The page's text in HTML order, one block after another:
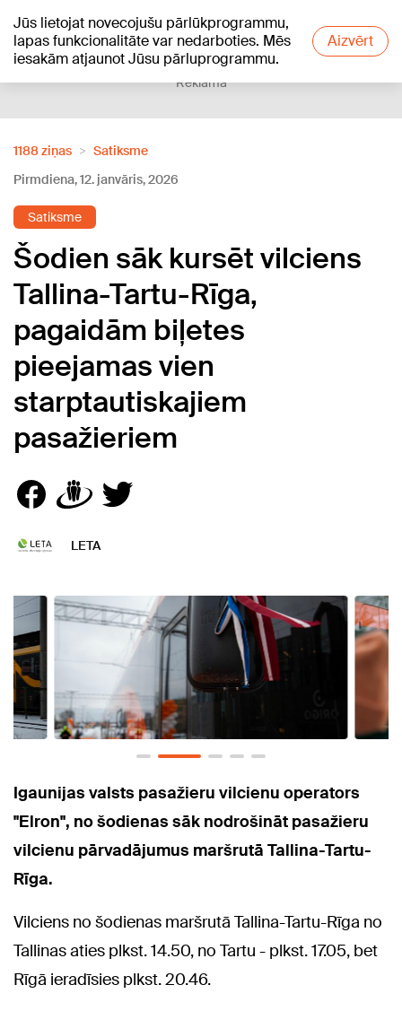
Jūs lietojat novecojušu pārlūkprogrammu,
lapas funkcionalitāte var nedarboties. Mēs
iesakām atjaunot Jūsu pārluprogrammu.
Aizvērt
+16°C
Reklāma
1188 ziņas
Satiksme
Pirmdiena, 12. janvāris, 2026
Satiksme
Šodien sāk kursēt vilciens
Tallina-Tartu-Rīga,
pagaidām biļetes
pieejamas vien
starptautiskajiem
pasažieriem
LETA
Igaunijas valsts pasažieru vilcienu operators
"Elron", no šodienas sāk nodrošināt pasažieru
vilcienu pārvadājumus maršrutā Tallina-Tartu-
Rīga.
Vilciens no šodienas maršrutā Tallina-Tartu-Rīga no
Tallinas aties plkst. 14.50, no Tartu - plkst. 17.05, bet
Rīgā ieradīsies plkst. 20.46.